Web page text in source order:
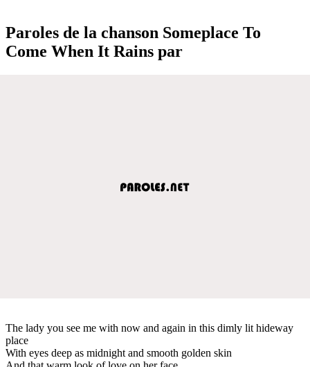
Paroles de la chanson Someplace To
Come When It Rains par
The lady you see me with now and again in this dimly lit hideway
place
With eyes deep as midnight and smooth golden skin